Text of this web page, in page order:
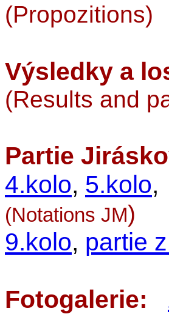
(Propozitions)
Výsledky a
(Results and
Partie
4.kolo, 5.kolo,
(Notations JM)
9.kolo, partie
Fotogalerie: